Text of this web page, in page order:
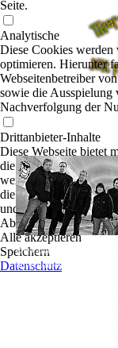
Die Coverband aus
unverdorbene
Seite.
Analytische
Diese Cookies werden
optimieren. Hierunter
Webseitenbetreiber
sowie die Ausspielung
Nachverfolgung der
Drittanbieter-Inhalte
Diese Webseite bietet
die von Drittanbietern
werden. Diese
die Nutzeraktivität zu
und zu optimieren.
Ablehnen
Alle akzeptieren
Speichern
Datenschutz